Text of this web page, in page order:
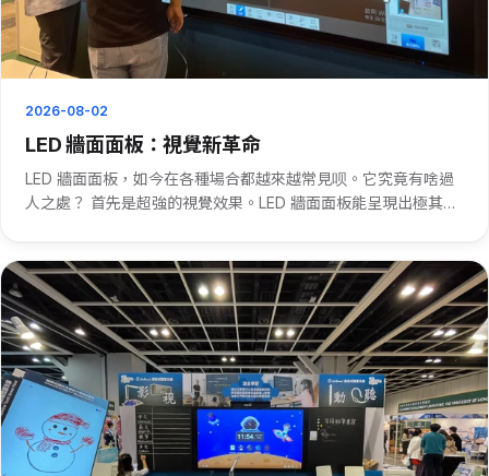
2026-08-02
LED 牆面面板：視覺新革命
LED 牆面面板，如今在各種場合都越來越常見呗。它究竟有啥過
人之處？ 首先是超強的視覺效果。LED 牆面面板能呈現出極其鮮
···